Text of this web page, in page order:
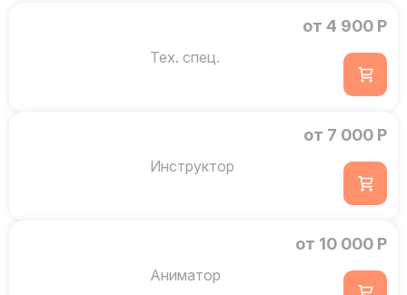
Тех. спец.
от 4 900 Р
Инструктор
от 7 000 Р
Аниматор
от 10 000 Р